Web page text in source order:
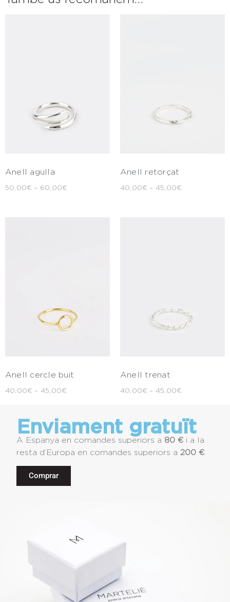
Anell agulla
50,00€ – 60,00€
Anell retorçat
40,00€ – 45,00€
Anell cercle buit
40,00€ – 45,00€
Anell trenat
40,00€ – 45,00€
Enviament gratuït
A Espanya en comandes superiors a 80 € i a la
resta d’Europa en comandes superiors a 200 €
Comprar